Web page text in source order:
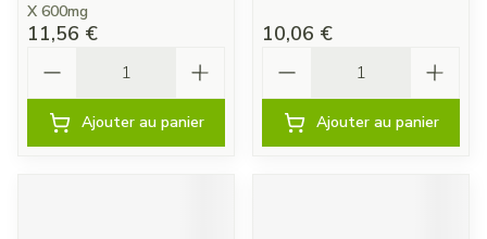
X 600mg
11,56 €
Ajouter au panier
10,06 €
Ajouter au panier